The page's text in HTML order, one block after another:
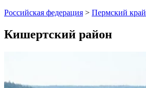
Российская федерация > Пермский край
Кишертский район